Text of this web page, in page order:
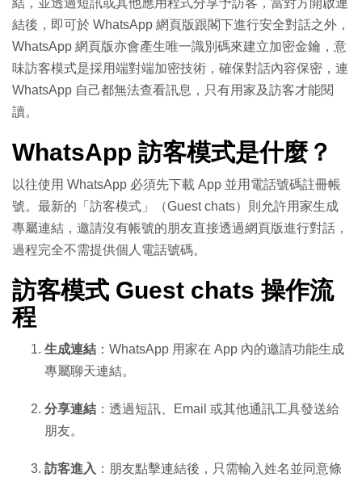
結，並透過短訊或其他應用程式分享予訪客，當對方開啟連
結後，即可於 WhatsApp 網頁版跟閣下進行安全對話之外，
WhatsApp 網頁版亦會產生唯一識別碼來建立加密金鑰，意
味訪客模式是採用端對端加密技術，確保對話內容保密，連
WhatsApp 自己都無法查看訊息，只有用家及訪客才能閱
讀。
WhatsApp 訪客模式是什麼？
以往使用 WhatsApp 必須先下載 App 並用電話號碼註冊帳
號。最新的「訪客模式」（Guest chats）則允許用家生成
專屬連結，邀請沒有帳號的朋友直接透過網頁版進行對話，
過程完全不需提供個人電話號碼。
訪客模式 Guest chats 操作流
程
生成連結 ：WhatsApp 用家在 App 內的邀請功能生成
專屬聊天連結。
分享連結 ：透過短訊、Email 或其他通訊工具發送給
朋友。
訪客進入 ：朋友點擊連結後，只需輸入姓名並同意條